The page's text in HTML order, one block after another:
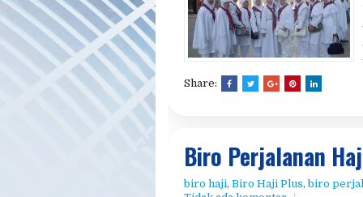
Tips memilih
biro perjalanan haji dan umroh
Share: